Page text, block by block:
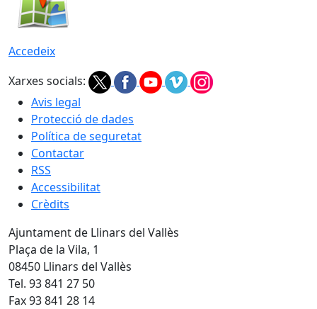
Accedeix
Xarxes socials:
Avis legal
Protecció de dades
Política de seguretat
Contactar
RSS
Accessibilitat
Crèdits
Ajuntament de Llinars del Vallès
Plaça de la Vila, 1
08450 Llinars del Vallès
Tel. 93 841 27 50
Fax 93 841 28 14